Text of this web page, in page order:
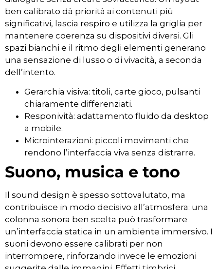
ben calibrato dà priorità ai contenuti più
significativi, lascia respiro e utilizza la griglia per
mantenere coerenza su dispositivi diversi. Gli
spazi bianchi e il ritmo degli elementi generano
una sensazione di lusso o di vivacità, a seconda
dell’intento.
Gerarchia visiva: titoli, carte gioco, pulsanti
chiaramente differenziati.
Responività: adattamento fluido da desktop
a mobile.
Microinterazioni: piccoli movimenti che
rendono l’interfaccia viva senza distrarre.
Suono, musica e tono
Il sound design è spesso sottovalutato, ma
contribuisce in modo decisivo all’atmosfera: una
colonna sonora ben scelta può trasformare
un’interfaccia statica in un ambiente immersivo. I
suoni devono essere calibrati per non
interrompere, rinforzando invece le emozioni